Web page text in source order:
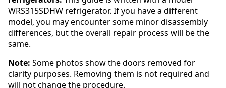
WRS315SDHW refrigerator. If you have a different
model, you may encounter some minor disassembly
differences, but the overall repair process will be the
same.
Note: Some photos show the doors removed for
clarity purposes. Removing them is not required and
will not change the procedure.